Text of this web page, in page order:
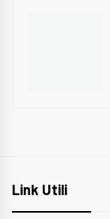
Link Utili